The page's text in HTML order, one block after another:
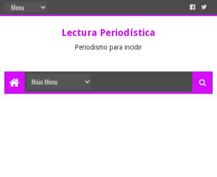
Lectura Periodística
Periodismo para incidir